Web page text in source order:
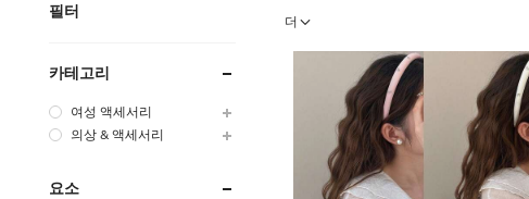
필터
카테고리
여성 액세서리
의상 & 액세서리
요소
더